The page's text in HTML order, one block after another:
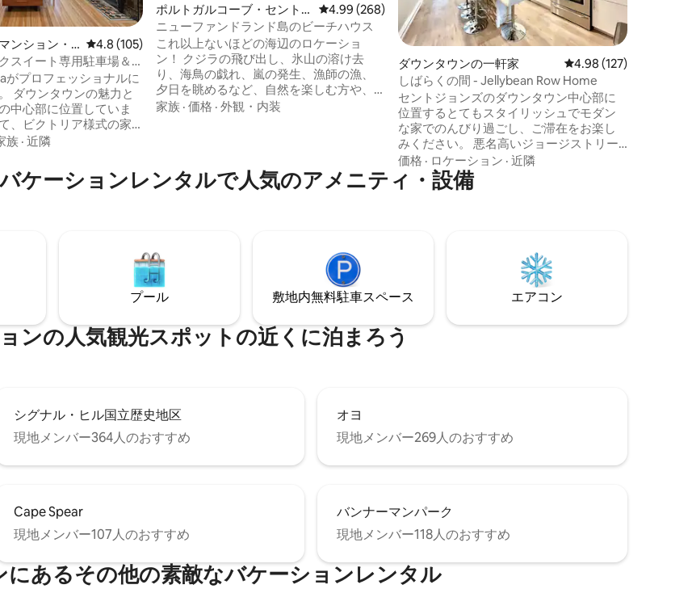
星の平均評価
ンション・
レビュー105件、5つ星中4.8つ星の平均評価
4.8 (105)
スイート専用駐車場＆
がプロフェッショナルに
中心部に位置していま
、ビクトリア様式の家
散らばるバナーマンパ
ッドルームのようなロ
ップシャワー • レス
料駐車場 • プロフェッショ
います
族 · 近隣
ポルトガルコーブ・セント
フィリップスの一軒家
レビュー268件、5つ星中4.99つ星の平均評価
4.99 (268)
ニューファンドランド島のビーチハウス
これ以上ないほどの海辺のロケーショ
ン！ クジラの飛び出し、氷山の溶け去
り、海鳥の戯れ、嵐の発生、漁師の漁、
夕日を眺めるなど、自然を楽しむ方や、
ハイキング、カヤック、ダイビング、一
セント・ジョンズ空港とダウンタウンか
す：）
家族 · 価格 · 外観・内装
ダウンタウンの一軒家 レビュー127件、5つ
4.98 (127)
しばらくの間 - Jellybean Row Home
セントジョンズのダウンタウン中心部に
位置するとてもスタイリッシュでモダン
な家でのんびり過ごし、ご滞在をお楽し
みください。 悪名高いジョージストリー
トまで徒歩わずか10分で、車を停めて歩
いてユニークでフレンドリーなダウンタ
ウンエリアを探索するのに最適なロケー
ヒルやイーストコストトレイルでハイキ
ングを楽しみましょう！！ 一日の終わり
には.....快適でスタイリッシュな宿泊施設
があなたの帰りをお待ちしています！
価格 · ロケーション · 近隣
ケーションレンタルで人気のアメニティ・設備
プール 敷地内無料駐⁠車ス⁠ペ⁠ー⁠ス エアコン
ンの人気観光スポットの近くに泊まろう
シグナル・ヒル国立歴史地区
現地メンバー364人のおすすめ
オヨ
現地メンバー269人のおすすめ
Cape Spear
現地メンバー107人のおすすめ
バンナーマンパーク
現地メンバー118人のおすすめ
にあるその他の素敵なバケーションレンタル